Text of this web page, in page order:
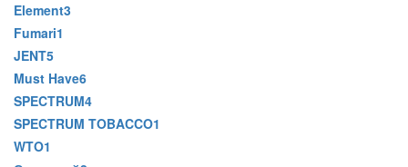
Element3
Fumari1
JENT5
Must Have6
SPECTRUM4
SPECTRUM TOBACCO1
WTO1